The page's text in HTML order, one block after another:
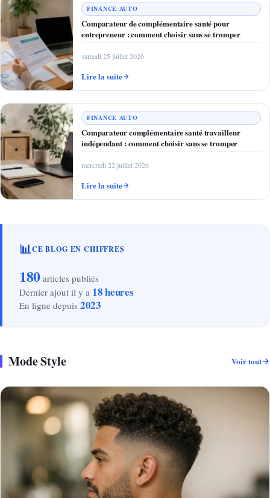
FINANCE AUTO
Comparateur de complémentaire santé pour
entrepreneur : comment choisir sans se tromper
samedi 25 juillet 2026
Lire la suite
FINANCE AUTO
Comparateur complémentaire santé travailleur
indépendant : comment choisir sans se tromper
mercredi 22 juillet 2026
Lire la suite
📊CE BLOG EN CHIFFRES
180articles publiés
Dernier ajout il y a 18 heures
En ligne depuis 2023
Mode Style Voir tout